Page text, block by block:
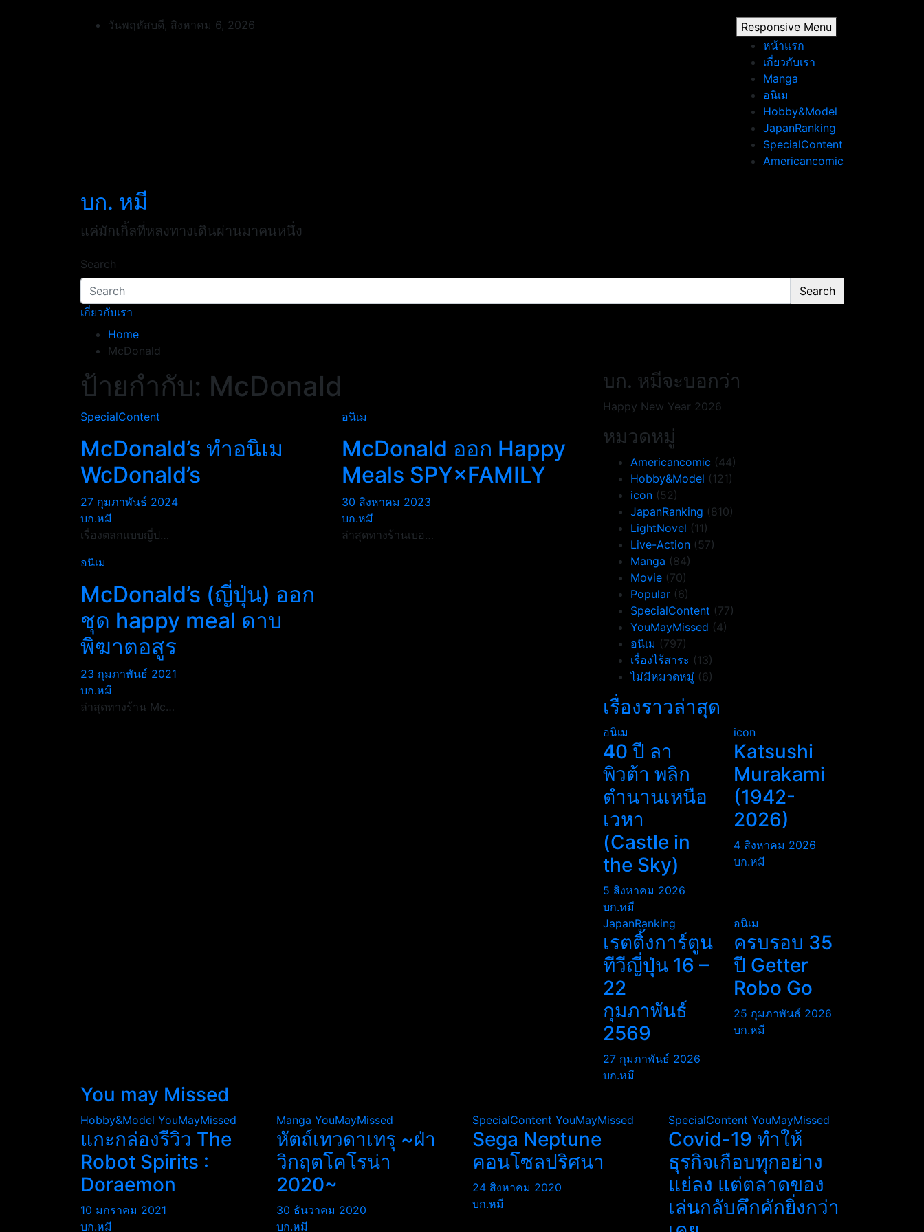
วันพฤหัสบดี, สิงหาคม 6, 2026
Responsive Menu
หน้าแรก
เกี่ยวกับเรา
Manga
อนิเม
Hobby&Model
JapanRanking
SpecialContent
Americancomic
บก. หมี
แค่มักเกิ้ลที่หลงทางเดินผ่านมาคนหนึ่ง
Search
Search
เกี่ยวกับเรา
Home
McDonald
ป้ายกำกับ: McDonald
SpecialContent
McDonald’s ทำอนิเม
WcDonald’s
27 กุมภาพันธ์ 2024
บก.หมี
เรื่องตลกแบบญี่ป…
อนิเม
McDonald ออก Happy
Meals SPY×FAMILY
30 สิงหาคม 2023
บก.หมี
ล่าสุดทางร้านเบอ…
อนิเม
McDonald’s (ญี่ปุ่น) ออก
ชุด happy meal ดาบ
พิฆาตอสูร
23 กุมภาพันธ์ 2021
บก.หมี
ล่าสุดทางร้าน Mc…
บก. หมีจะบอกว่า
Happy New Year 2026
หมวดหมู่
Americancomic (44)
Hobby&Model (121)
icon (52)
JapanRanking (810)
LightNovel (11)
Live-Action (57)
Manga (84)
Movie (70)
Popular (6)
SpecialContent (77)
YouMayMissed (4)
อนิเม (797)
เรื่องไร้สาระ (13)
ไม่มีหมวดหมู่ (6)
เรื่องราวล่าสุด
อนิเม
40 ปี ลา
พิวต้า พลิก
ตำนานเหนือ
เวหา
(Castle in
the Sky)
5 สิงหาคม 2026
บก.หมี
icon
Katsushi
Murakami
(1942-
2026)
4 สิงหาคม 2026
บก.หมี
JapanRanking
เรตติ้งการ์ตูน
ทีวีญี่ปุ่น 16 –
22
กุมภาพันธ์
2569
27 กุมภาพันธ์ 2026
บก.หมี
อนิเม
ครบรอบ 35
ปี Getter
Robo Go
25 กุมภาพันธ์ 2026
บก.หมี
You may Missed
Hobby&Model YouMayMissed
แกะกล่องรีวิว The
Robot Spirits :
Doraemon
10 มกราคม 2021
บก.หมี
Manga YouMayMissed
หัตถ์เทวดาเทรุ ~ฝ่า
วิกฤตโคโรน่า
2020~
30 ธันวาคม 2020
บก.หมี
SpecialContent YouMayMissed
Sega Neptune
คอนโซลปริศนา
24 สิงหาคม 2020
บก.หมี
SpecialContent YouMayMissed
Covid-19 ทำให้
ธุรกิจเกือบทุกอย่าง
แย่ลง แต่ตลาดของ
เล่นกลับคึกคักยิ่งกว่า